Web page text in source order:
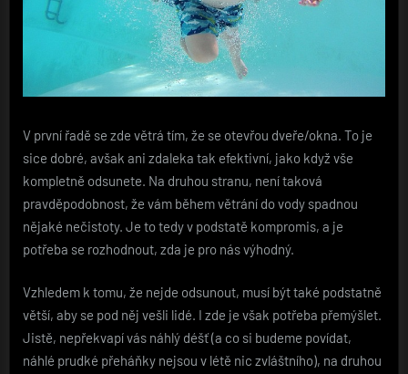
V první řadě se zde větrá tím, že se otevřou dveře/okna. To je
sice dobré, avšak ani zdaleka tak efektivní, jako když vše
kompletně odsunete. Na druhou stranu, není taková
pravděpodobnost, že vám během větrání do vody spadnou
nějaké nečistoty. Je to tedy v podstatě kompromis, a je
potřeba se rozhodnout, zda je pro nás výhodný.
Vzhledem k tomu, že nejde odsunout, musí být také podstatně
větší, aby se pod něj vešli lidé. I zde je však potřeba přemýšlet.
Jistě, nepřekvapí vás náhlý déšť (a co si budeme povídat,
náhlé prudké přeháňky nejsou v létě nic zvláštního), na druhou